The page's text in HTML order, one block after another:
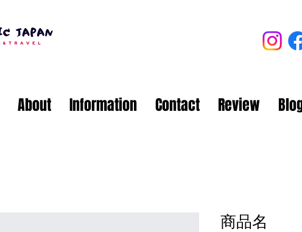
About Information Contact Review
商品名